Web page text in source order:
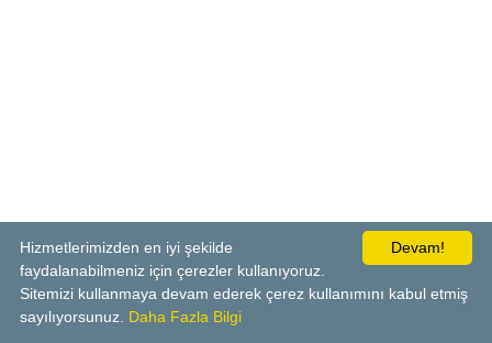
Devam!
Hizmetlerimizden en iyi şekilde
faydalanabilmeniz için çerezler kullanıyoruz.
Sitemizi kullanmaya devam ederek çerez kullanımını kabul etmiş
sayılıyorsunuz. Daha Fazla Bilgi